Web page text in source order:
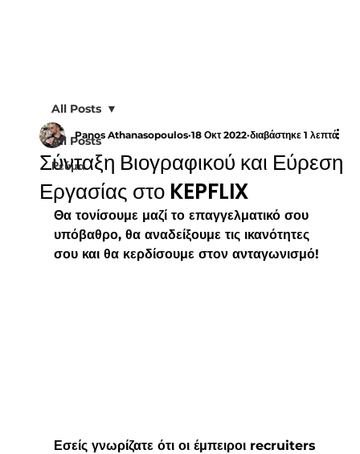
All Posts
Ρεύμα
All Posts
Σύνταξη Βιογραφικού και Εύρεση
Εργασίας στο KEPFLIX
Panos Athanasopoulos 18 Οκτ 2022 διαβάστηκε 1 λεπτά
Θα τονίσουμε μαζί το επαγγελματικό σου
υπόβαθρο, θα αναδείξουμε τις ικανότητες
σου και θα κερδίσουμε στον ανταγωνισμό!
Εσείς γνωρίζατε ότι οι έμπειροι recruiters